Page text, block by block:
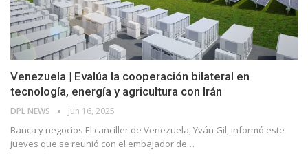
Venezuela | Evalúa la cooperación bilateral en
tecnología, energía y agricultura con Irán
DPL NEWS Jun 16, 2025
Banca y negocios El canciller de Venezuela, Yván Gil, informó este
jueves que se reunió con el embajador de…